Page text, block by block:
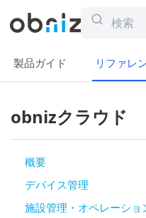
製品ガイド リファレ
obnizクラウド
概要
デバイス管理
施設管理・オペレーショ